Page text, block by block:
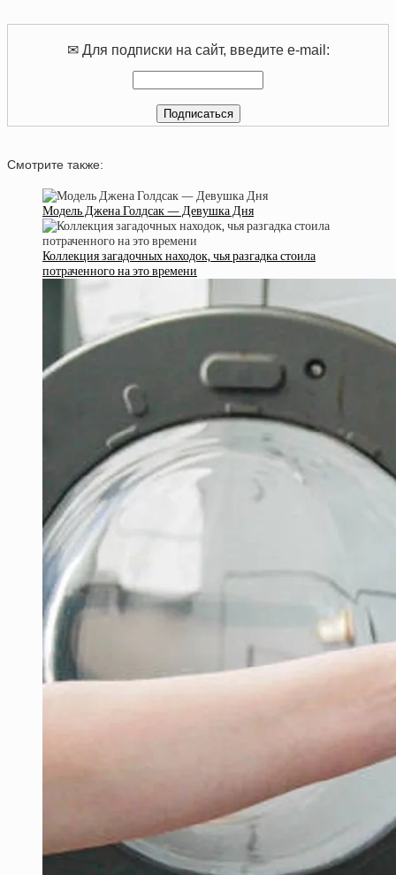
✉ Для подписки на сайт, введите e-mail:
Смотрите также:
Модель Джена Голдсак — Девушка Дня
Коллекция загадочных находок, чья разгадка стоила
потраченного на это времени